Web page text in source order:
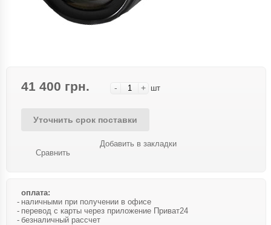
41 400 грн. - + шт
Уточнить срок поставки
Сравнить
Добавить в закладки
оплата:
наличными при получении в офисе
перевод с карты через приложение Приват24
безналичный рассчет